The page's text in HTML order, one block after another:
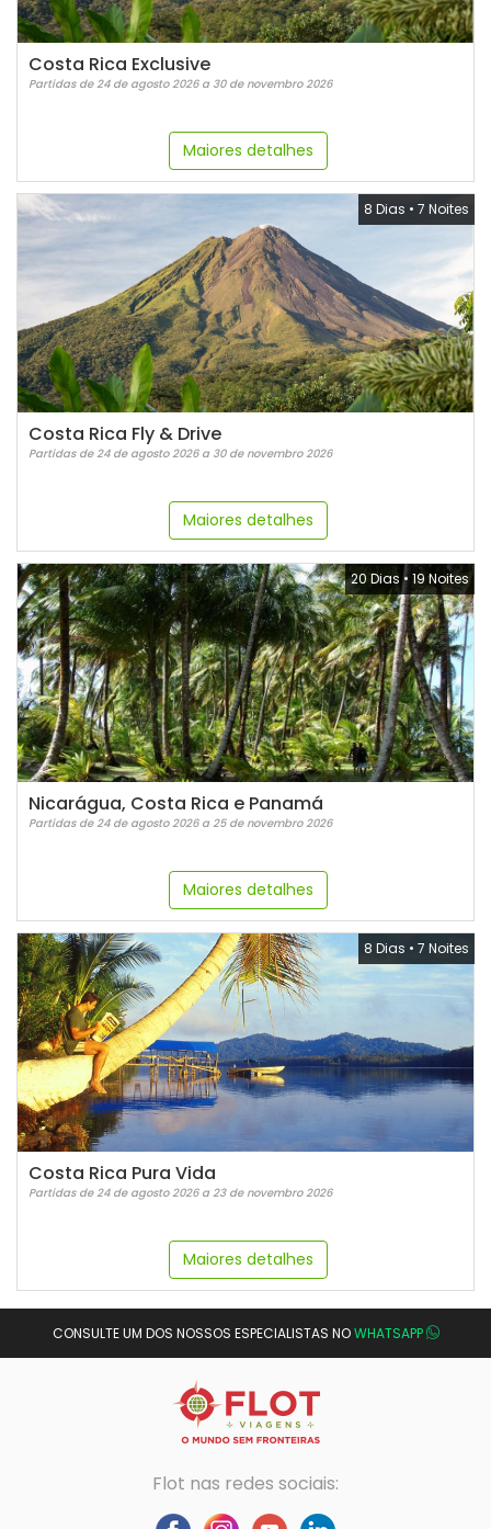
Costa Rica Exclusive
Partidas de 24 de agosto 2026 a 30 de novembro 2026
Maiores detalhes
8 Dias • 7 Noites
Costa Rica Fly & Drive
Partidas de 24 de agosto 2026 a 30 de novembro 2026
Maiores detalhes
20 Dias • 19 Noites
Nicarágua, Costa Rica e Panamá
Partidas de 24 de agosto 2026 a 25 de novembro 2026
Maiores detalhes
8 Dias • 7 Noites
Costa Rica Pura Vida
Partidas de 24 de agosto 2026 a 23 de novembro 2026
Maiores detalhes
CONSULTE UM DOS NOSSOS ESPECIALISTAS NOWHATSAPP
Flot nas redes sociais: